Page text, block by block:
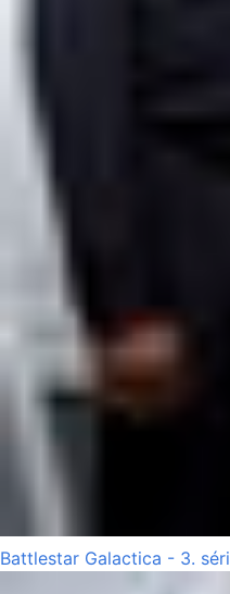
Battlestar Galactica - 3.